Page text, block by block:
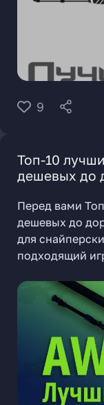
9
Топ-10
дешевых до
Перед вами
дешевых до
для
подходящий